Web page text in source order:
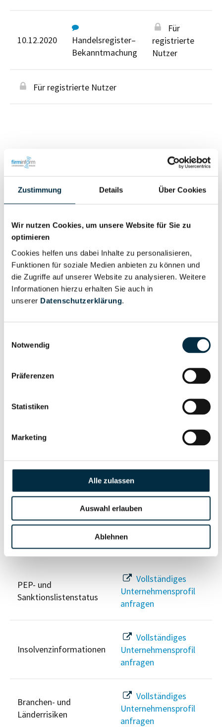
Zustimmung Details Über Cookies
Wir nutzen Cookies, um unsere Website für Sie zu
optimieren
Cookies helfen uns dabei Inhalte zu personalisieren,
Funktionen für soziale Medien anbieten zu können und
die Zugriffe auf unserer Website zu analysieren. Weitere
Informationen hierzu erhalten Sie auch in
unserer Datenschutzerklärung.
Notwendig
Präferenzen
Statistiken
Marketing
Alle zulassen
Auswahl erlauben
Ablehnen
10.12.2020
Handelsregister–
Bekanntmachung
Für
registrierte
Nutzer
Für registrierte Nutzer
Personen im Unternehmen
Wirtschaftlich
Berechtigter
Vollständiges
Unternehmensprofil
anfragen
Vollständiges
Unternehmensprofil
Vollständiges
Unternehmensprofil
Berechtigten Pfad
Vollständiges
Unternehmensprofil
anfragen
Risikoinformationen
PEP- und
Sanktionslistenstatus
Vollständiges
Unternehmensprofil
anfragen
Insolvenzinformationen
Vollständiges
Unternehmensprofil
anfragen
Branchen- und
Länderrisiken
Vollständiges
Unternehmensprofil
anfragen